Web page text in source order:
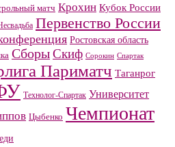
матч Крохин Кубок России
Первенство России
Ростовская область
СборыСкиф Сорокин Спартак
Париматч Таганрог
Технолог-Спартак Университет
Цыбенко Чемпионат